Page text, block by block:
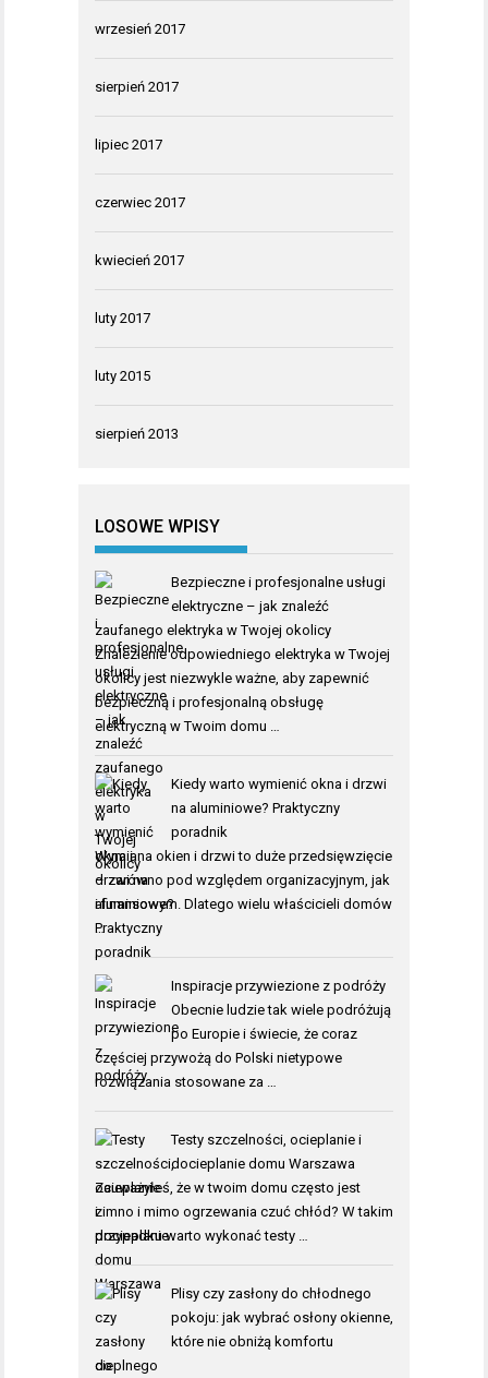
wrzesień 2017
sierpień 2017
lipiec 2017
czerwiec 2017
kwiecień 2017
luty 2017
luty 2015
sierpień 2013
LOSOWE WPISY
Bezpieczne i profesjonalne usługi
elektryczne – jak znaleźć
zaufanego elektryka w Twojej okolicy
Znalezienie odpowiedniego elektryka w Twojej
okolicy jest niezwykle ważne, aby zapewnić
bezpieczną i profesjonalną obsługę
elektryczną w Twoim domu …
Kiedy warto wymienić okna i drzwi
na aluminiowe? Praktyczny
poradnik
Wymiana okien i drzwi to duże przedsięwzięcie
– zarówno pod względem organizacyjnym, jak
i finansowym. Dlatego wielu właścicieli domów
…
Inspiracje przywiezione z podróży
Obecnie ludzie tak wiele podróżują
po Europie i świecie, że coraz
częściej przywożą do Polski nietypowe
rozwiązania stosowane za …
Testy szczelności, ocieplanie i
docieplanie domu Warszawa
Zauważyłeś, że w twoim domu często jest
zimno i mimo ogrzewania czuć chłód? W takim
przypadku warto wykonać testy …
Plisy czy zasłony do chłodnego
pokoju: jak wybrać osłony okienne,
które nie obniżą komfortu
cieplnego